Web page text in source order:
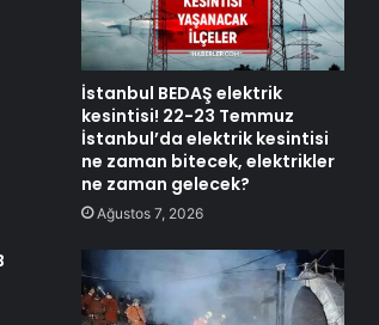
İstanbul BEDAŞ elektrik
kesintisi! 22-23 Temmuz
İstanbul’da elektrik kesintisi
ne zaman bitecek, elektrikler
ne zaman gelecek?
Ağustos 7, 2026